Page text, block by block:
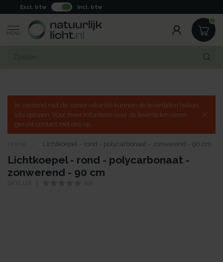
Excl. btw Incl. btw
MENU
In verband met de zomervakantie kunnen de levertijden helaas
iets oplopen. Voor meer informatie over de levertijden neem
gerust contact met ons op.
Home Lichtkoepel - rond - polycarbonaat - zonwerend - 90 cm
Lichtkoepel - rond - polycarbonaat -
zonwerend - 90 cm
SKYLUX (0)